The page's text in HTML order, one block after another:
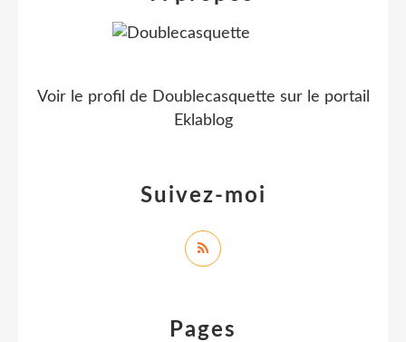
Pages
Suivez-moi
Voir le profil de Doublecasquette sur le portail
Eklablog